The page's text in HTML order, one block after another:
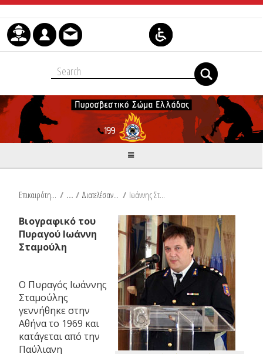
Μετάβαση στο περιεχόμενο
Επικαιρότητα / Διατελέσαντες Εκπρόσωποι Τύπου / Ιωάννης Σταμούλης
Βιογραφικό του
Πυραγού Ιωάννη
Σταμούλη
Ο Πυραγός Ιωάννης
Σταμούλης
γεννήθηκε στην
Αθήνα το 1969 και
κατάγεται από την
Παύλιανη